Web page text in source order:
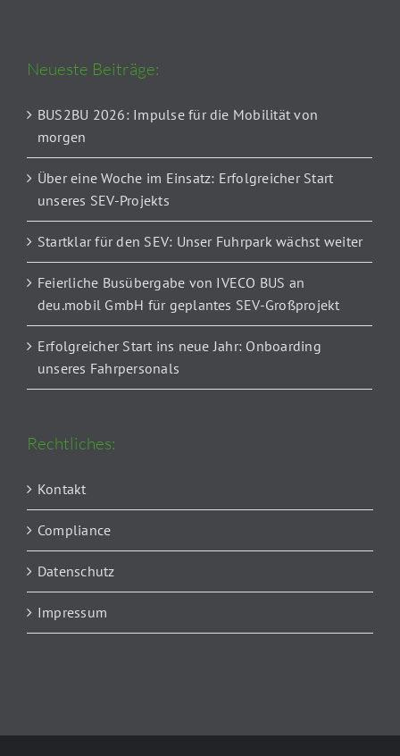
Neueste Beiträge:
BUS2BU 2026: Impulse für die Mobilität von
morgen
Über eine Woche im Einsatz: Erfolgreicher Start
unseres SEV-Projekts
Startklar für den SEV: Unser Fuhrpark wächst weiter
Feierliche Busübergabe von IVECO BUS an
deu.mobil GmbH für geplantes SEV-Großprojekt
Erfolgreicher Start ins neue Jahr: Onboarding
unseres Fahrpersonals
Rechtliches:
Kontakt
Compliance
Datenschutz
Impressum